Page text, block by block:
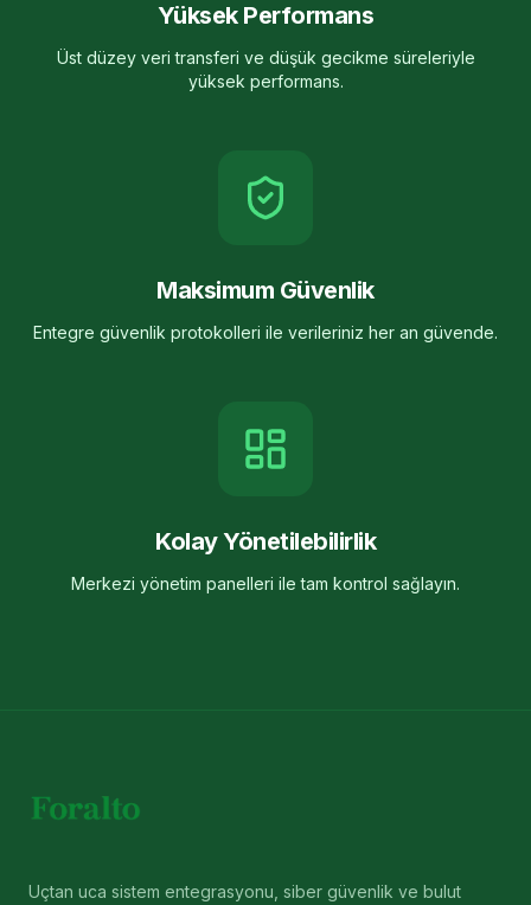
Yüksek Performans
Üst düzey veri transferi ve düşük gecikme süreleriyle
yüksek performans.
Maksimum Güvenlik
Entegre güvenlik protokolleri ile verileriniz her an güvende.
Kolay Yönetilebilirlik
Merkezi yönetim panelleri ile tam kontrol sağlayın.
Uçtan uca sistem entegrasyonu, siber güvenlik ve bulut